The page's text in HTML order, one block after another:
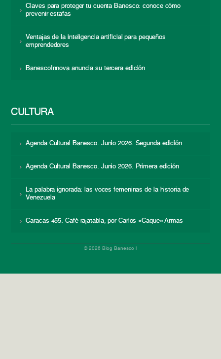
Claves para proteger tu cuenta Banesco: conoce cómo
prevenir estafas
Ventajas de la inteligencia artificial para pequeños
emprendedores
BanescoInnova anuncia su tercera edición
CULTURA
Agenda Cultural Banesco. Junio 2026. Segunda edición
Agenda Cultural Banesco. Junio 2026. Primera edición
La palabra ignorada: las voces femeninas de la historia de
Venezuela
Caracas 455: Café rajatabla, por Carlos «Caque» Armas
© 2026 Blog Banesco |